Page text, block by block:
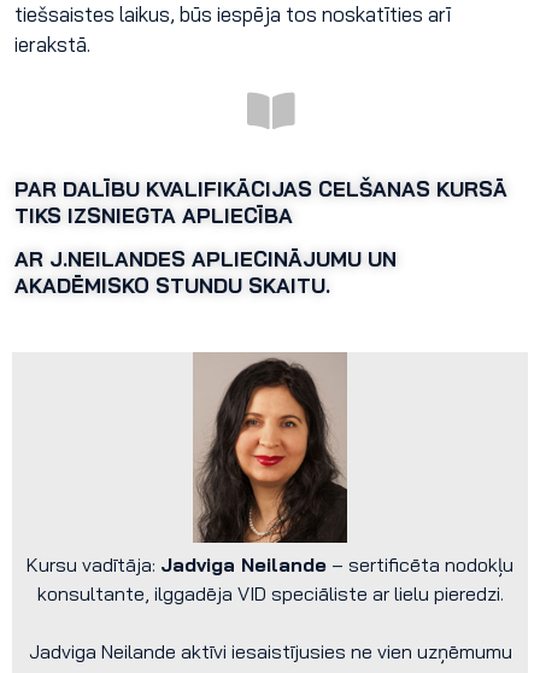
tiešsaistes laikus, būs iespēja tos noskatīties arī
ierakstā.
PAR DALĪBU KVALIFIKĀCIJAS CELŠANAS KURSĀ
TIKS IZSNIEGTA APLIECĪBA
AR J.NEILANDES APLIECINĀJUMU UN
AKADĒMISKO STUNDU SKAITU.
Kursu vadītāja: Jadviga Neilande – sertificēta nodokļu
konsultante, ilggadēja VID speciāliste ar lielu pieredzi.
Jadviga Neilande aktīvi iesaistījusies ne vien uzņēmumu